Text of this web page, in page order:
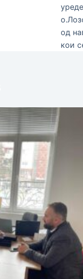
од
кои